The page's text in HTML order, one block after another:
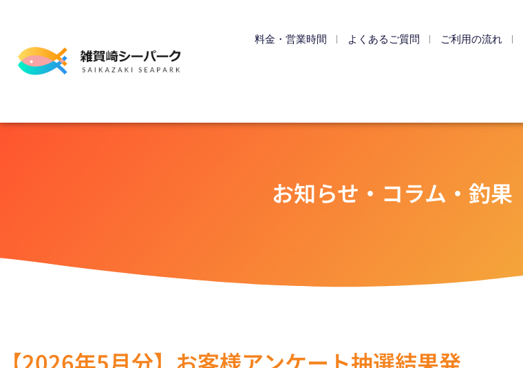
料金・営業時間 よくあるご質問 ご利用の流れ
お知らせ・コラム・釣果